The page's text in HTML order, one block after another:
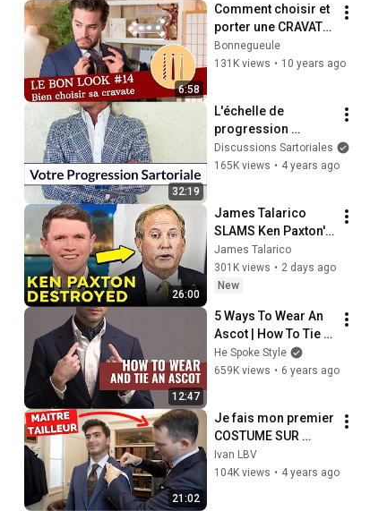
6:58
Comment choisir et
porter une CRAVATE
? - Le Bon Look
Bonnegueule
131K views • 10 years ago
32:19
L'échelle de
progression
sartoriale
Discussions Sartoriales
165K views • 4 years ago
26:00
James Talarico
SLAMS Ken Paxton's
Corruption LIVE ON
AIR
James Talarico
301K views • 2 days ago
New
12:47
5 Ways To Wear An
Ascot | How To Tie
An Ascot Cravat |
Ascot Tie
He Spoke Style
659K views • 6 years ago
21:02
Je fais mon premier
COSTUME SUR
MESURE ! (avec
Julien SCAVINI)
Ivan LBV
104K views • 4 years ago